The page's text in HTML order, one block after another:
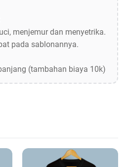
menjemur dan menyetrika.
pada sablonannya.
(tambahan biaya 10k)